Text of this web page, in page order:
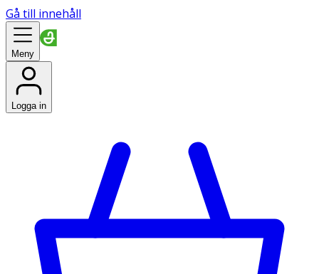
Gå till innehåll
Meny
Logga in